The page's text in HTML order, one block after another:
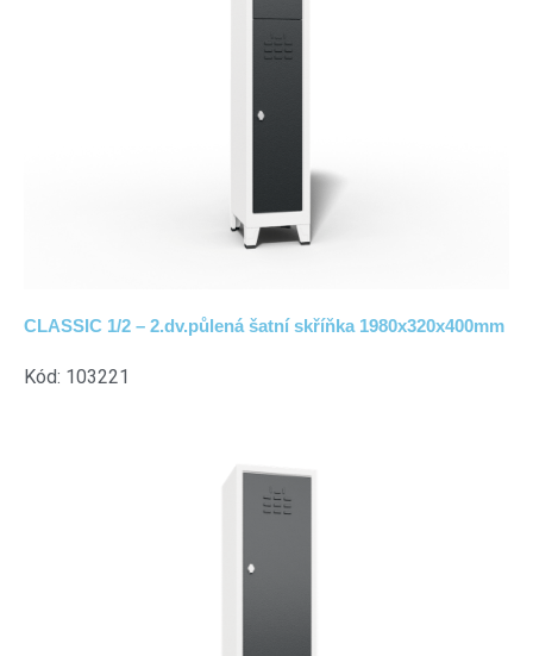
CLASSIC 1/2 – 2.dv.půlená šatní skříňka 1980x320x400mm
Kód: 103221